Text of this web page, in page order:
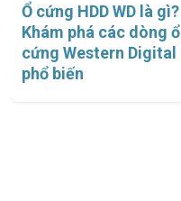
Ổ cứng HDD WD là gì?
Khám phá các dòng ổ
cứng Western Digital
phổ biến